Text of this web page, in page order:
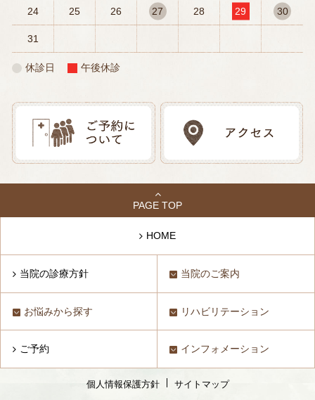
24 25 26 27 28 29 30
31
休診日 午後休診
PAGE TOP
HOME
当院の診療方針 当院のご案内
お悩みから探す リハビリテーション
ご予約 インフォメーション
個人情報保護方針 サイトマップ